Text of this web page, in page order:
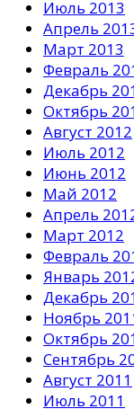
Июль 2013
Апрель
Март 2013
Февраль
Декабрь
Октябрь
Август 2012
Июль 2012
Июнь 2012
Май 2012
Апрель
Март 2012
Февраль
Январь
Декабрь
Ноябрь
Октябрь
Сентябрь
Август 2011
Июль 2011